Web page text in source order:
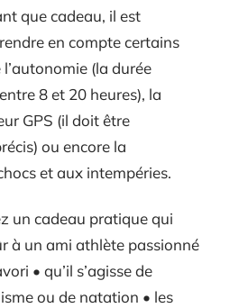
que cadeau, il est
en compte certains
(la durée
8 et 20 heures), la
GPS (il doit être
ou encore la
et aux intempéries.
un cadeau pratique qui
à un ami athlète passionné
• qu’il s’agisse de
ou de natation • les